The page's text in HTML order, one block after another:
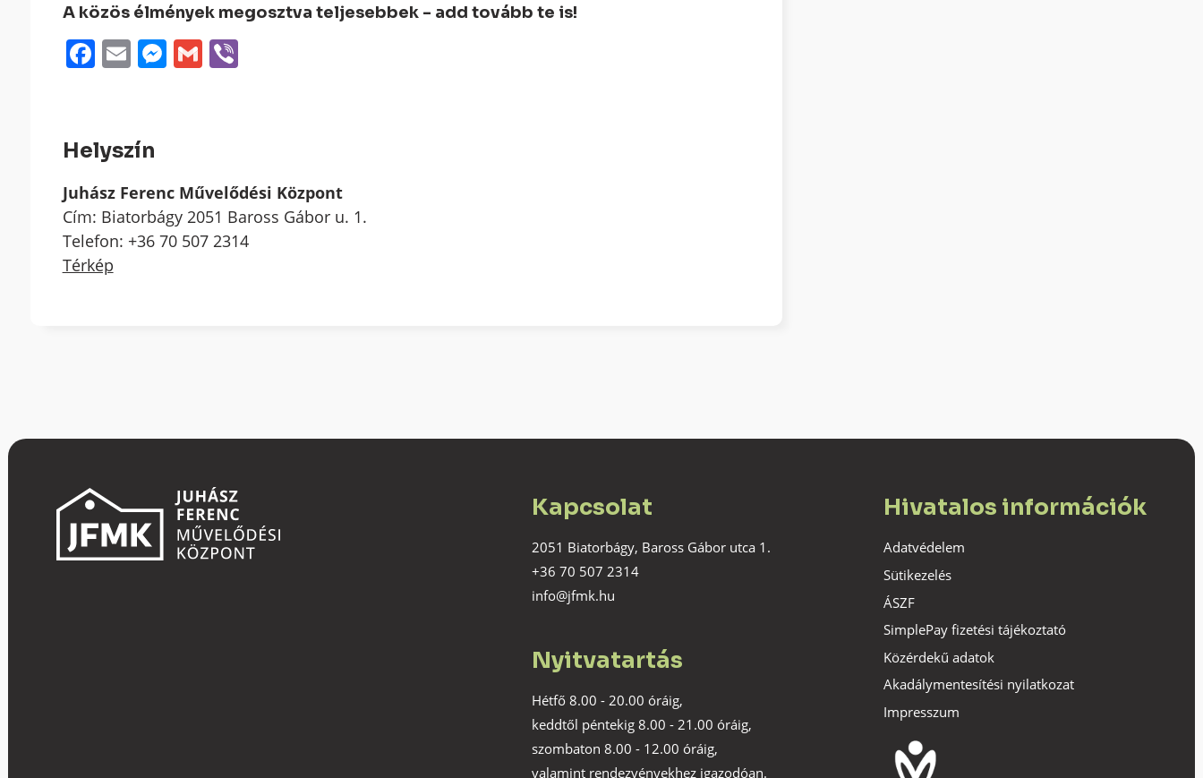
A közös élmények megosztva teljesebbek - add tovább te is!
Facebook
EmailMessenger
GmailViber
Helyszín
Juhász Ferenc Művelődési Központ
Cím: Biatorbágy 2051 Baross Gábor u. 1.
Telefon: +36 70 507 2314
Térkép
Kapcsolat
2051 Biatorbágy, Baross Gábor utca 1.
+36 70 507 2314
info@jfmk.hu
Nyitvatartás
Hétfő 8.00 - 20.00 óráig,
keddtől péntekig 8.00 - 21.00 óráig,
szombaton 8.00 - 12.00 óráig,
valamint rendezvényekhez igazodóan.
Hivatalos információk
Adatvédelem
Sütikezelés
ÁSZF
SimplePay fizetési tájékoztató
Közérdekű adatok
Akadálymentesítési nyilatkozat
Impresszum